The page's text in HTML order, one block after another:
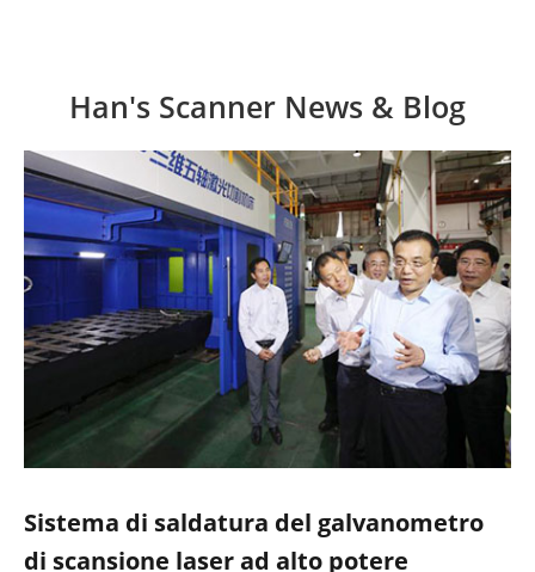
Han's Scanner News & Blog
Sistema di saldatura del galvanometro
di scansione laser ad alto potere